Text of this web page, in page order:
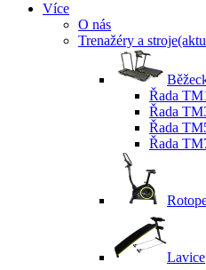
Více
O nás
Trenažéry a stroje
Řada
Řada
Řada
Řada
Lavice